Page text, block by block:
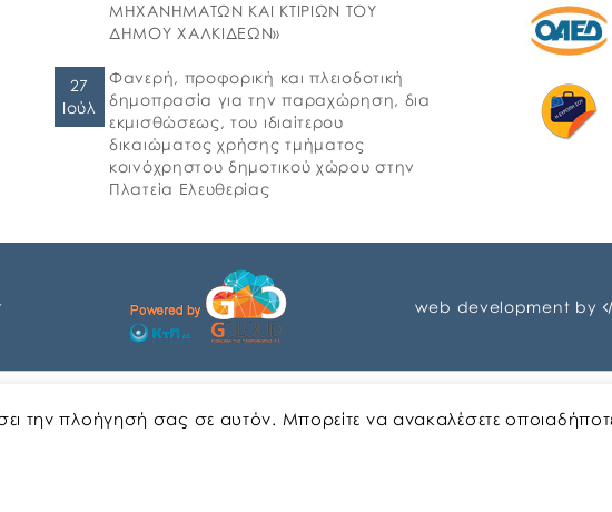
ΜΗΧΑΝΗΜΑΤΩΝ ΚΑΙ ΚΤΙΡΙΩΝ ΤΟΥ
ΔΗΜΟΥ ΧΑΛΚΙΔΕΩΝ»
27
Ιούλ
Φανερή, προφορική και πλειοδοτική
δημοπρασία για την παραχώρηση, δια
εκμισθώσεως, του ιδιαίτερου
δικαιώματος χρήσης τμήματος
κοινόχρηστου δημοτικού χώρου στην
Πλατεία Ελευθερίας
web development by
την πλοήγησή σας σε αυτόν. Μπορείτε να ανακαλέσετε